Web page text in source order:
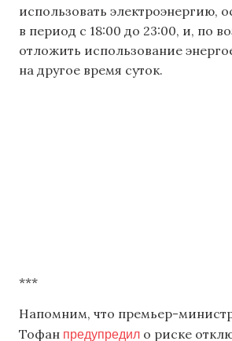
использовать электроэнергию,
в период с 18:00 до 23:00, и, по
отложить использование
на другое время суток.
***
Напомним, что премьер-
Тофан предупредил о риске